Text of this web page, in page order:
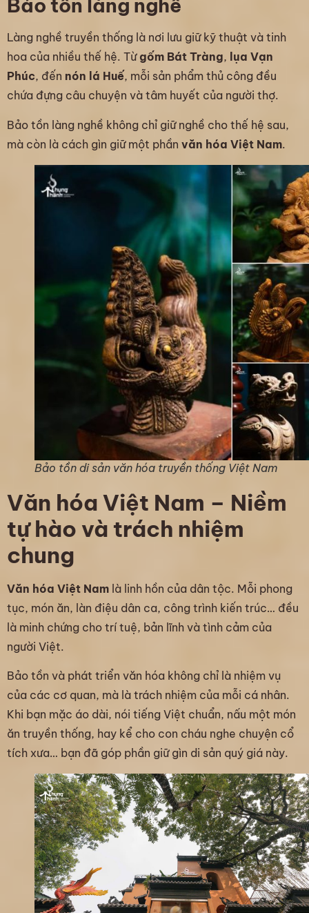
Bảo tồn làng nghề
Làng nghề truyền thống là nơi lưu giữ kỹ thuật và tinh
hoa của nhiều thế hệ. Từgốm Bát Tràng, lụa Vạn
Phúc, đến nón lá Huế, mỗi sản phẩm thủ công đều
chứa đựng câu chuyện và tâm huyết của người thợ.
Bảo tồn làng nghề không chỉ giữ nghề cho thế hệ sau,
mà còn là cách gìn giữ một phần văn hóa Việt Nam.
Bảo tồn di sản văn hóa truyền thống Việt Nam
Văn hóa Việt Nam – Niềm
tự hào và trách nhiệm
chung
Văn hóa Việt Nam là linh hồn của dân tộc. Mỗi phong
tục, món ăn, làn điệu dân ca, công trình kiến trúc… đều
là minh chứng cho trí tuệ, bản lĩnh và tình cảm của
người Việt.
Bảo tồn và phát triển văn hóa không chỉ là nhiệm vụ
của các cơ quan, mà là trách nhiệm của mỗi cá nhân.
Khi bạn mặc áo dài, nói tiếng Việt chuẩn, nấu một món
ăn truyền thống, hay kể cho con cháu nghe chuyện cổ
tích xưa… bạn đã góp phần giữ gìn di sản quý giá này.